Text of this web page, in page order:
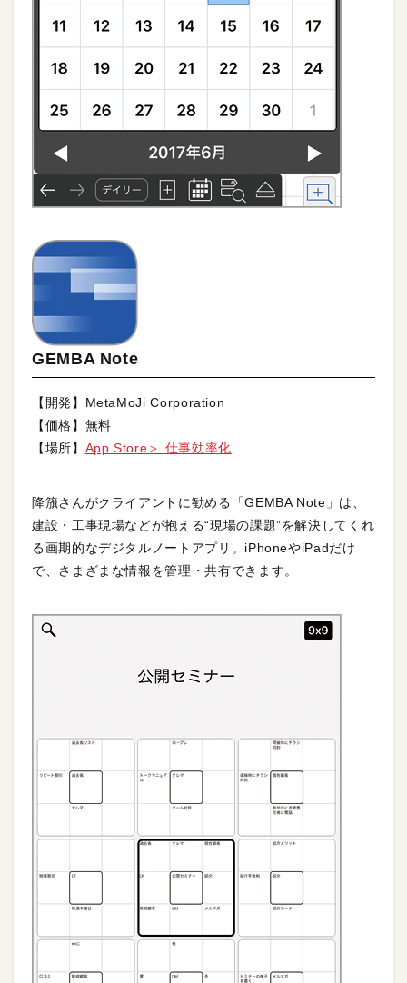
GEMBA Note
【開発】MetaMoJi Corporation
【価格】無料
【場所】 App Store＞ 仕事効率化
降籏さんがクライアントに勧める「GEMBA Note」は、
建設・工事現場などが抱える“現場の課題”を解決してくれ
る画期的なデジタルノートアプリ。iPhoneやiPadだけ
で、さまざまな情報を管理・共有できます。